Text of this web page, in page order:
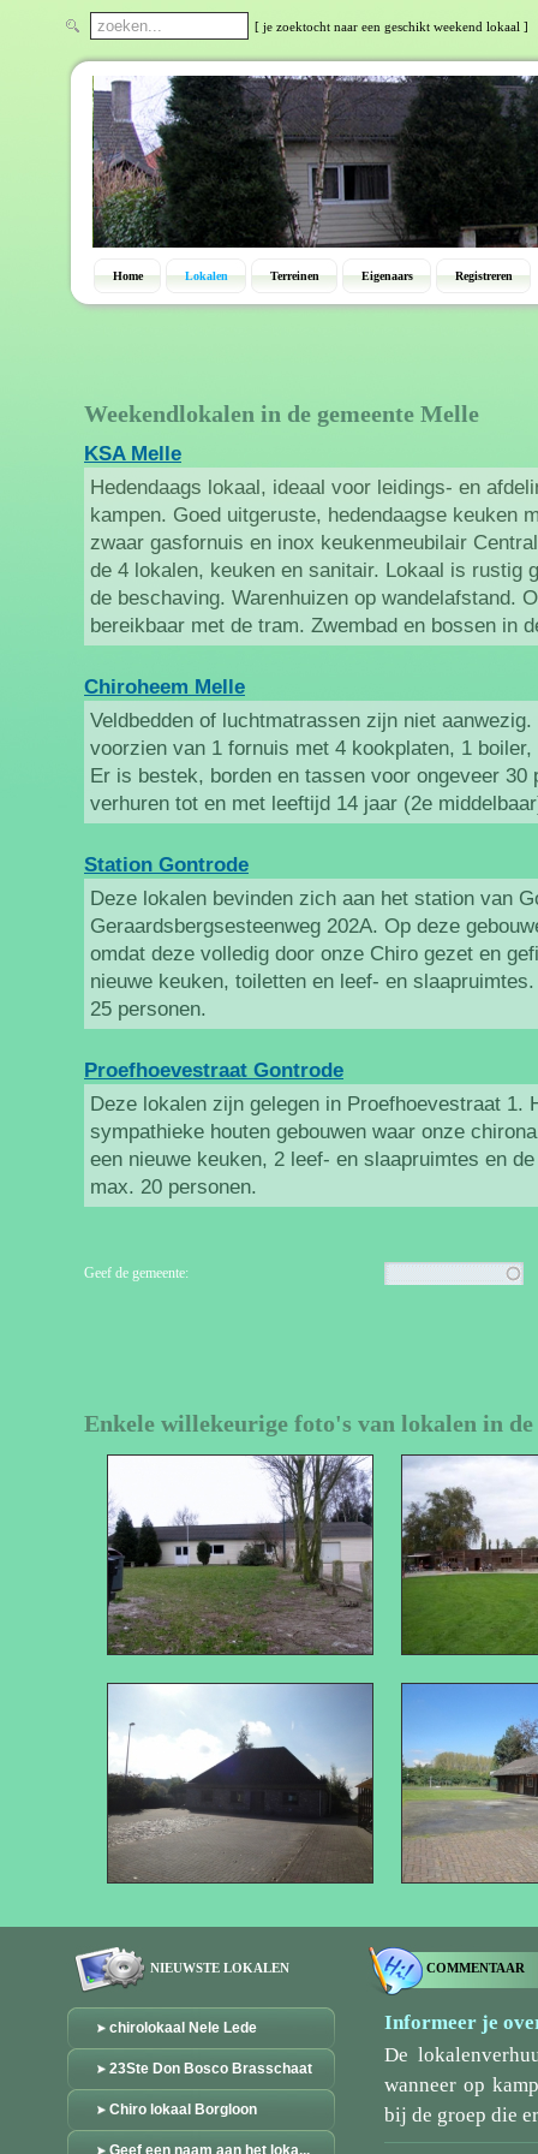
[ je zoektocht naar een geschikt weekend lokaal ]
Home Lokalen Terreinen Eigenaars Registreren
Weekendlokalen in de gemeente Melle
KSA Melle
Hedendaags lokaal, ideaal voor leidings- en
kampen. Goed uitgeruste, hedendaagse keuken
zwaar gasfornuis en inox keukenmeubilair
de 4 lokalen, keuken en sanitair. Lokaal is rustig
de beschaving. Warenhuizen op wandelafstand.
bereikbaar met de tram. Zwembad en bossen in
Chiroheem Melle
Veldbedden of luchtmatrassen zijn niet
voorzien van 1 fornuis met 4 kookplaten, 1
Er is bestek, borden en tassen voor ongeveer 30
verhuren tot en met leeftijd 14 jaar (2e
Station Gontrode
Deze lokalen bevinden zich aan het station van
Geraardsbergsesteenweg 202A. Op deze
omdat deze volledig door onze Chiro gezet en
nieuwe keuken, toiletten en leef- en
25 personen.
Proefhoevestraat Gontrode
Deze lokalen zijn gelegen in Proefhoevestraat 1.
sympathieke houten gebouwen waar onze
een nieuwe keuken, 2 leef- en slaapruimtes en
max. 20 personen.
Geef de gemeente:
Enkele willekeurige foto's van lokalen in de
NIEUWSTE LOKALEN
chirolokaal Nele Lede
23Ste Don Bosco Brasschaat
Chiro lokaal Borgloon
Geef een naam aan het loka...
COMMENTAAR
Informeer je
De
wanneer op
bij de groep die